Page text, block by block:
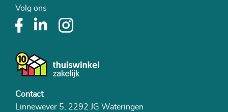
Volg ons
Contact
Linnewever 5, 2292 JG Wateringen